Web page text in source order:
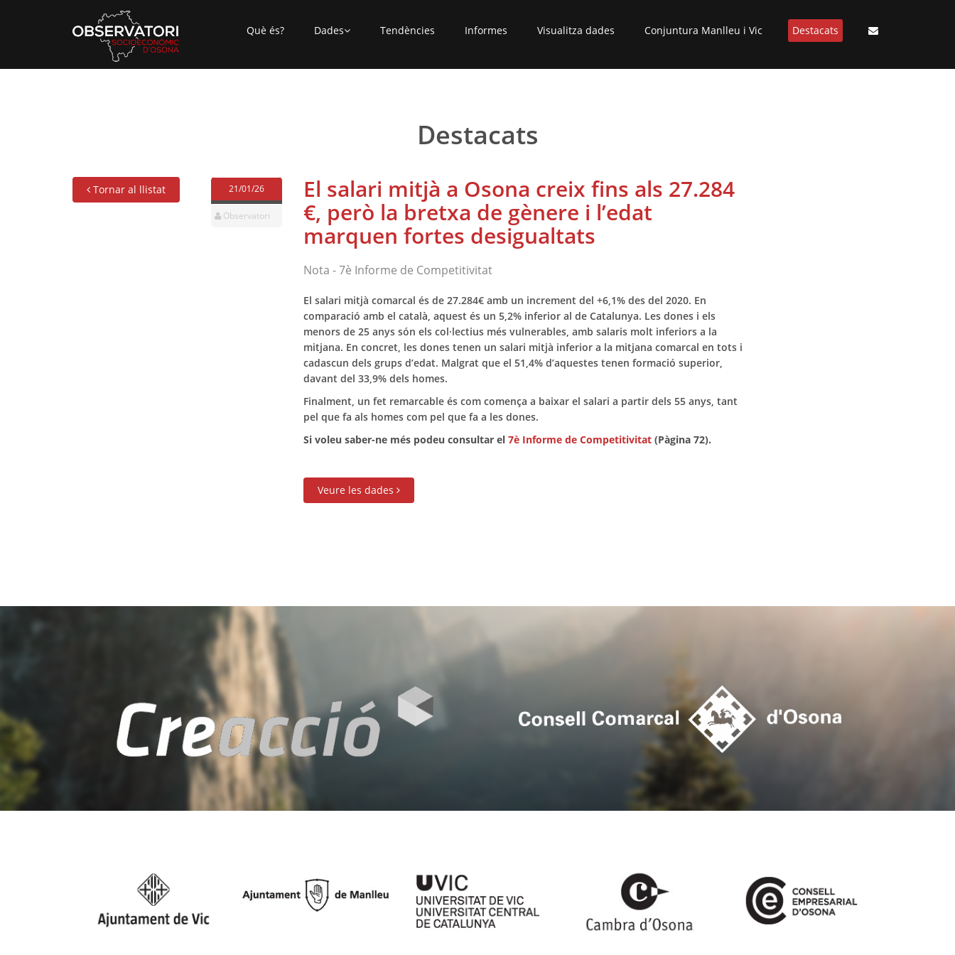
Què és? Dades Tendències Informes Visualitza dades Conjuntura Manlleu i Vic Destacats
Destacats
Tornar al llistat 21/01/26
Observatori
El salari mitjà a Osona creix fins als 27.284
€, però la bretxa de gènere i l’edat
marquen fortes desigualtats
Nota - 7è Informe de Competitivitat
El salari mitjà comarcal és de 27.284€ amb un increment del +6,1% des del 2020. En
comparació amb el català, aquest és un 5,2% inferior al de Catalunya. Les dones i els
menors de 25 anys són els col·lectius més vulnerables, amb salaris molt inferiors a la
mitjana. En concret, les dones tenen un salari mitjà inferior a la mitjana comarcal en tots i
cadascun dels grups d’edat. Malgrat que el 51,4% d’aquestes tenen formació superior,
davant del 33,9% dels homes.
Finalment, un fet remarcable és com comença a baixar el salari a partir dels 55 anys, tant
pel que fa als homes com pel que fa a les dones.
Si voleu saber-ne més podeu consultar el 7è Informe de Competitivitat(Pàgina 72).
Veure les dades